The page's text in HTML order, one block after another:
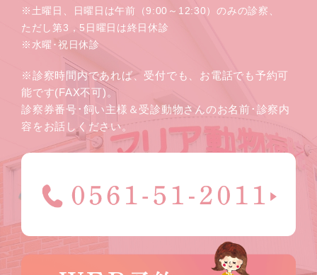
※土曜日、日曜日は午前（9:00～12:30）のみの診察、
ただし第3，5日曜日は終日休診
※水曜･祝日休診
※診察時間内であれば、受付でも、お電話でも予約可
能です(FAX不可)。
診察券番号･飼い主様＆受診動物さんのお名前･診察内
容をお話しください。